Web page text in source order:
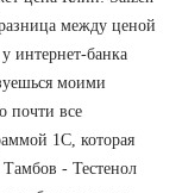
между ценой
интернет-банка
моими
почти все
1С, которая
Тамбов - Тестенол